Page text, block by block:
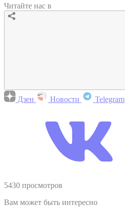
Читайте нас в
Дзен Новости Telegram
5430 просмотров
Вам может быть интересно